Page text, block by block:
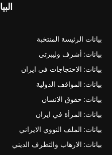
بيانات الرئيسة المنتخبة
بيانات: أشرف وليبرتي
بيانات: الاحتجاجات في ايران
بيانات: المواقف الدولية
بيانات: حقوق الانسان
بيانات: المرأة في ايران
بيانات: الملف النووي الايراني
بيانات: الارهاب والتطرف الديني